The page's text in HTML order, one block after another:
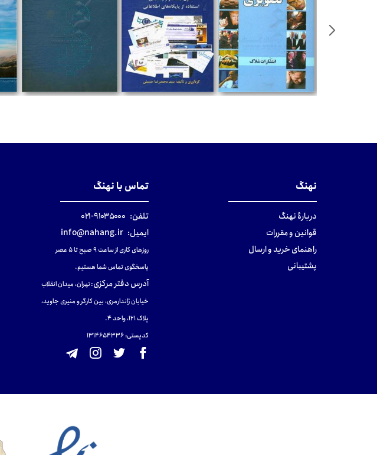
نهنگ
دربارهٔ نهنگ
قوانین و مقررات
راهنمای خرید و ارسال
پشتیبانی
تماس با نهنگ
تلفن: ۹۱۰۳۵۰۰۰-۰۲۱
ایمیل: info@nahang.ir
روزهای کاری از ساعت ۹ صبح تا ۵ عصر
پاسخگوی تماس شما هستیم.
آدرس دفتر مرکزی:تهران، میدان انقلاب
خیابان ژاندارمری، بین کارگر و منیری جاوید،
پلاک 121، واحد ۴.
کدپستی: 131465433۶